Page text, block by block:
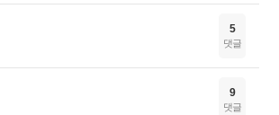
5
댓글
9
댓글